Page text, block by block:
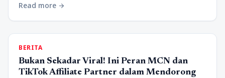
Read more arrow_forward
BERITA
Bukan Sekadar Viral! Ini Peran MCN dan
TikTok Affiliate Partner dalam Mendorong